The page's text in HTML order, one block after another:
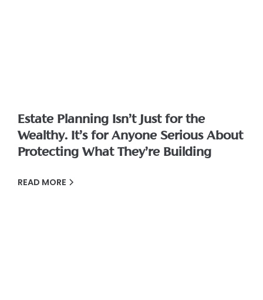
Estate Planning Isn’t Just for the
Wealthy. It’s for Anyone Serious About
Protecting What They’re Building
READ MORE